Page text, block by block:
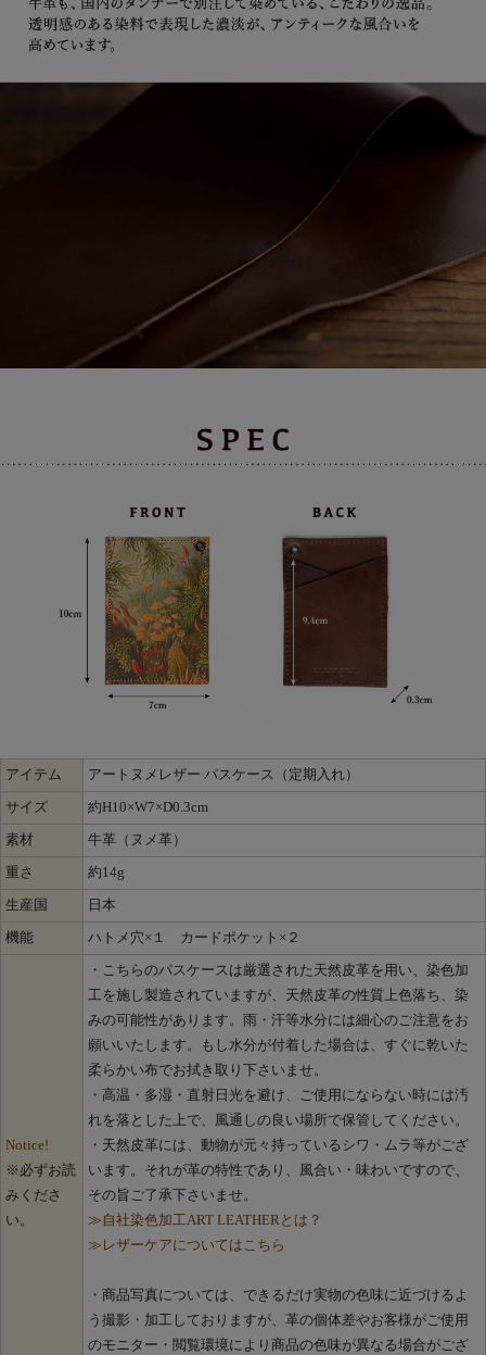
アイテム アートヌメレザー パスケース（定期入れ）
サイズ 約H10×W7×D0.3cm
素材 牛革（ヌメ革）
重さ 約14g
生産国 日本
機能 ハトメ穴×１ カードポケット×２
Notice!
※必ずお読
みくださ
い。
・こちらのパスケースは厳選された天然皮革を用い、染色加
工を施し製造されていますが、天然皮革の性質上色落ち、染
みの可能性があります。雨・汗等水分には細心のご注意をお
願いいたします。もし水分が付着した場合は、すぐに乾いた
柔らかい布でお拭き取り下さいませ。
・高温・多湿・直射日光を避け、ご使用にならない時には汚
れを落とした上で、風通しの良い場所で保管してください。
・天然皮革には、動物が元々持っているシワ・ムラ等がござ
います。それが革の特性であり、風合い・味わいですので、
その旨ご了承下さいませ。
≫自社染色加工ART LEATHERとは？
≫レザーケアについてはこちら
・商品写真については、できるだけ実物の色味に近づけるよ
う撮影・加工しておりますが、革の個体差やお客様がご使用
のモニター・閲覧環境により商品の色味が異なる場合がござ